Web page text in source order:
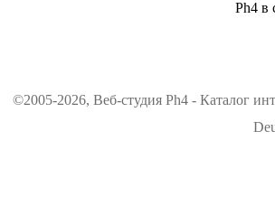
Ph4 в
©2005-2026, Веб-студия Ph4 - Каталог